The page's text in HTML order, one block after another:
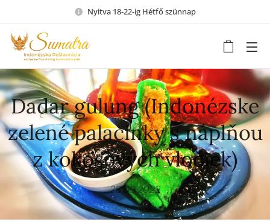
Nyitva 18-22-ig Hétfő szünnap
Dadar gulung (Indonézske
zelené palacinky s náplňou
z kokosových vločiek)
28.05.2022